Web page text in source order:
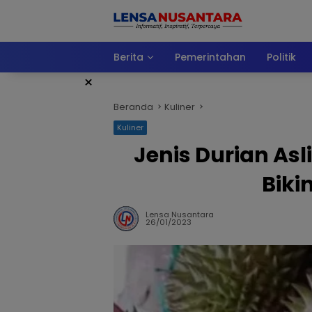
Berita
Pemerintahan Politik
×
Beranda Kuliner
Kuliner
Jenis Durian
Lensa Nusantara
26/01/2023